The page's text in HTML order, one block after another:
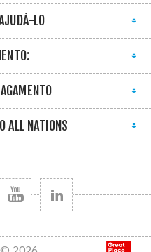
LO
ALL NATIONS